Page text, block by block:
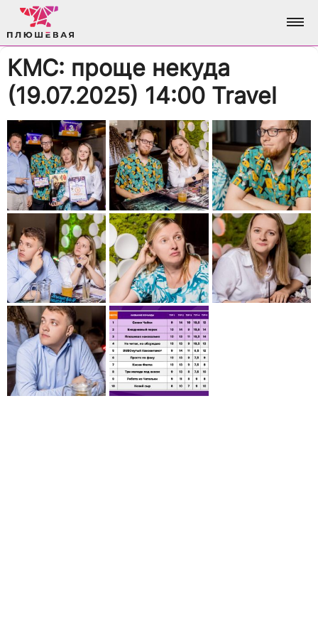
ФОТО
АЛЬБОМЫ
ВСЕ ФОТО
О НАС
АНАЛИТИКА
ДОСТИЖЕНИЯ
БРЕНДИНГ
ВХОД / РЕГИСТРАЦИЯ
КМС: проще некуда
(19.07.2025) 14:00 Travel